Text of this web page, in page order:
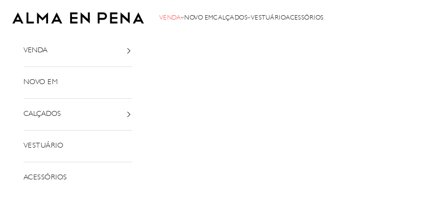
Alma em Pena
VENDA NOVO EMCALÇADOS VESTUÁRIOACESSÓRIOS
VENDA
NOVO EM
CALÇADOS
VESTUÁRIO
ACESSÓRIOS